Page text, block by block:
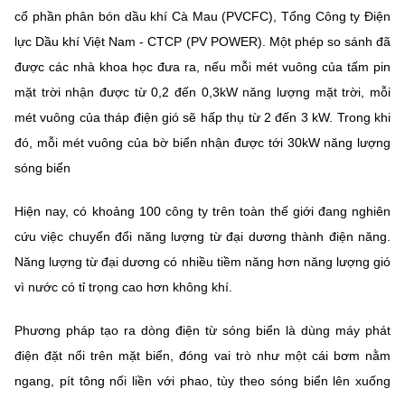
Chọn ngôn ngữ
Vietnamese English
BỘ KHOA HỌC VÀ CÔNG NGHỆ
Giám đốc Trung tâm Truyền thông Khoa học và Công nghệ.
Địa chỉ: Ban Biên tập Cổng TTĐT - 18 Nguyễn Du, TP. Hà Nội
Điện thoại: 024 3936 9506
stc@mst.gov.vn
cổ phần phân bón dầu khí Cà Mau (PVCFC), Tổng Công ty Điện
lực Dầu khí Việt Nam - CTCP (PV POWER). Một phép so sánh đã
được các nhà khoa học đưa ra, nếu mỗi mét vuông của tấm pin
mặt trời nhận được từ 0,2 đến 0,3kW năng lượng mặt trời, mỗi
mét vuông của tháp điện gió sẽ hấp thụ từ 2 đến 3 kW. Trong khi
đó, mỗi mét vuông của bờ biển nhận được tới 30kW năng lượng
sóng biển
Hiện nay, có khoảng 100 công ty trên toàn thế giới đang nghiên
cứu việc chuyển đổi năng lượng từ đại dương thành điện năng.
Năng lượng từ đại dương có nhiều tiềm năng hơn năng lượng gió
vì nước có tỉ trọng cao hơn không khí.
Phương pháp tạo ra dòng điện từ sóng biển là dùng máy phát
điện đặt nổi trên mặt biển, đóng vai trò như một cái bơm nằm
ngang, pít tông nối liền với phao, tùy theo sóng biển lên xuống